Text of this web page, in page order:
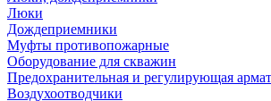
Люки
Дождеприемники
Муфты противопожарные
Оборудование для скважин
Предохранительная и регулирующая
Воздухоотводчики